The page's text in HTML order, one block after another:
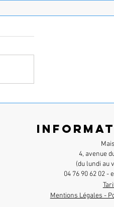
Galaxy'Harmonie a tenu
4, avenue
(du lundi au
04 76 90 62 02 -
Mentions Légales -